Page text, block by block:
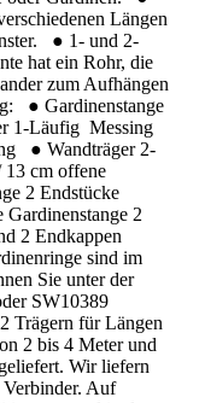
Längen
● 1- und 2-
hat ein Rohr, die
zum Aufhängen
● Gardinenstange
1-Läufig Messing
● Wandträger 2-
cm offene
2 Endstücke
2
2 Endkappen
sind im
Sie unter der
SW10389
Trägern für Längen
2 bis 4 Meter und
Wir liefern
Auf